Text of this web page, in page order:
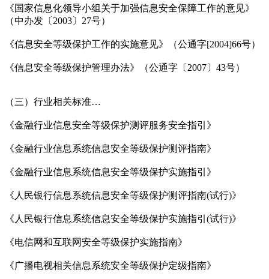
《国家信息化领导小组关于加强信息安全保障工作的意见》
（中办发〔2003〕27号）
《信息安全等级保护工作的实施意见》（公通字[2004]66号）
《信息安全等级保护管理办法》（公通字〔2007〕43号）
（三）行业相关标准…
《金融行业信息安全等级保护测评服务安全指引》
《金融行业信息系统信息安全等级保护测评指南》
《金融行业信息系统信息安全等级保护实施指引》
《人民银行信息系统信息安全等级保护测评指南(试行)》
《人民银行信息系统信息安全等级保护实施指引(试行)》
《电信网和互联网安全等级保护实施指南》
《广播电视相关信息系统安全等级保护定级指南》